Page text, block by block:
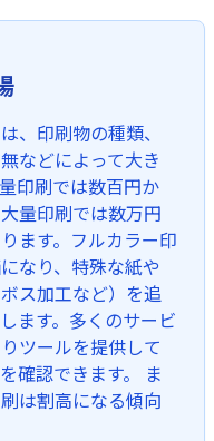
、印刷物の種類、
などによって大き
印刷では数百円か
量印刷では数万円
ます。フルカラー印
なり、特殊な紙や
ス加工など）を追
ます。多くのサービ
ツールを提供して
確認できます。 ま
は割高になる傾向